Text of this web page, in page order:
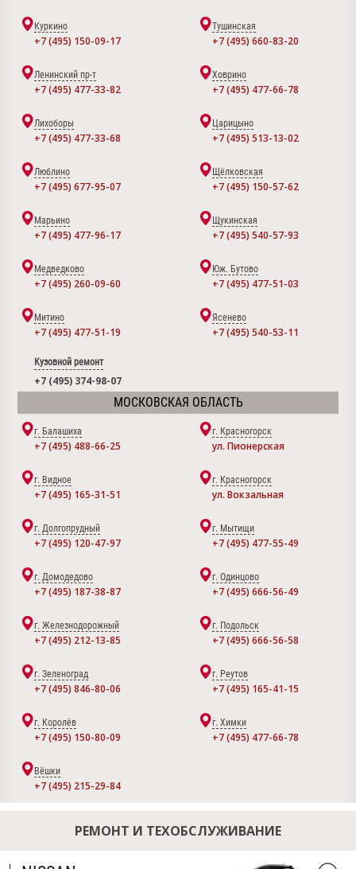
Куркино
+7 (495) 150-09-17
Тушинская
+7 (495) 660-83-20
Ленинский пр-т
+7 (495) 477-33-82
Ховрино
+7 (495) 477-66-78
Лихоборы
+7 (495) 477-33-68
Царицыно
+7 (495) 513-13-02
Люблино
+7 (495) 677-95-07
Щёлковская
+7 (495) 150-57-62
Марьино
+7 (495) 477-96-17
Щукинская
+7 (495) 540-57-93
Медведково
+7 (495) 260-09-60
Юж. Бутово
+7 (495) 477-51-03
Митино
+7 (495) 477-51-19
Ясенево
+7 (495) 540-53-11
Кузовной ремонт
+7 (495) 374-98-07
МОСКОВСКАЯ ОБЛАСТЬ
г. Балашиха
+7 (495) 488-66-25
г. Красногорск
ул. Пионерская
г. Видное
+7 (495) 165-31-51
г. Красногорск
ул. Вокзальная
г. Долгопрудный
+7 (495) 120-47-97
г. Мытищи
+7 (495) 477-55-49
г. Домодедово
+7 (495) 187-38-87
г. Одинцово
+7 (495) 666-56-49
г. Железнодорожный
+7 (495) 212-13-85
г. Подольск
+7 (495) 666-56-58
г. Зеленоград
+7 (495) 846-80-06
г. Реутов
+7 (495) 165-41-15
г. Королёв
+7 (495) 150-80-09
г. Химки
+7 (495) 477-66-78
Вёшки
+7 (495) 215-29-84
РЕМОНТ И ТЕХОБСЛУЖИВАНИЕ